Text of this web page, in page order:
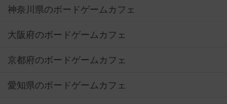
神奈川県のボードゲームカフェ
大阪府のボードゲームカフェ
京都府のボードゲームカフェ
愛知県のボードゲームカフェ